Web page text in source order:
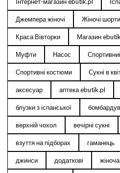
Інтернет-магазин ebutik.pl
Джемпера жіночі Жіночі шорти
Краса Вівторки Магазин
Муфти Насос
Спортивні костюми Сукні в
аксесуар аптека ebutik.pl
блузки з іспанської
верхній чохол вечірні сукні
взуття на підборах гаманець
джинси додаткові